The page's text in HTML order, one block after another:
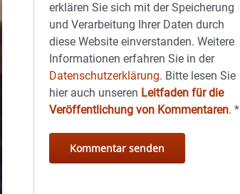
erklären Sie sich mit der Speicherung
und Verarbeitung Ihrer Daten durch
diese Website einverstanden. Weitere
Informationen erfahren Sie in der
Datenschutzerklärung. Bitte lesen Sie
hier auch unseren Leitfaden für die
Veröffentlichung von Kommentaren.*